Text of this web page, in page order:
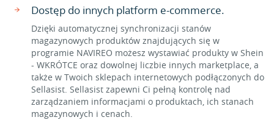
Dostęp do innych platform e-commerce.
Dzięki automatycznej synchronizacji stanów
magazynowych produktów znajdujących się w
programie NAVIREO możesz wystawiać produkty w Shein
- WKRÓTCE oraz dowolnej liczbie innych marketplace, a
także w Twoich sklepach internetowych podłączonych do
Sellasist. Sellasist zapewni Ci pełną kontrolę nad
zarządzaniem informacjami o produktach, ich stanach
magazynowych i cenach.